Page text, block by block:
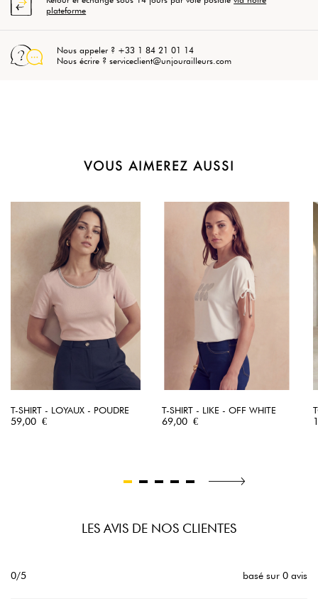
plateforme
Nous appeler ? +33 1 84 21 01 14
Nous écrire ? serviceclient@unjourailleurs.com
VOUS AIMEREZ AUSSI
T-SHIRT - LOYAUX - POUDRE
Prix
59,00 €
T-SHIRT - LIKE - OFF WHITE
Prix
69,00 €
LES AVIS DE NOS CLIENTES
0/5 basé sur 0 avis